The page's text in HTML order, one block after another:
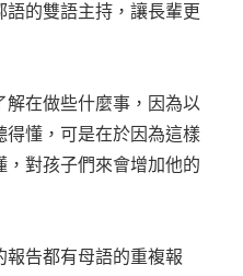
的雙語主持，讓長輩更
解在做些什麼事，因為以
懂，可是在於因為這樣
對孩子們來會增加他的
報告都有母語的重複報